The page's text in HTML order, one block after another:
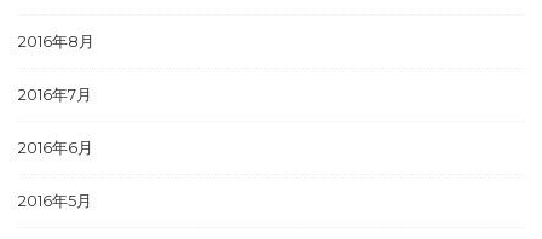
2016年8月
2016年7月
2016年6月
2016年5月